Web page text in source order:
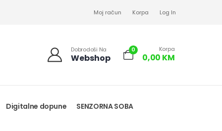
Moj račun Korpa Log In
Dobrodoši Na
Webshop
0 Korpa
0,00 KM
Digitalne dopune SENZORNA SOBA